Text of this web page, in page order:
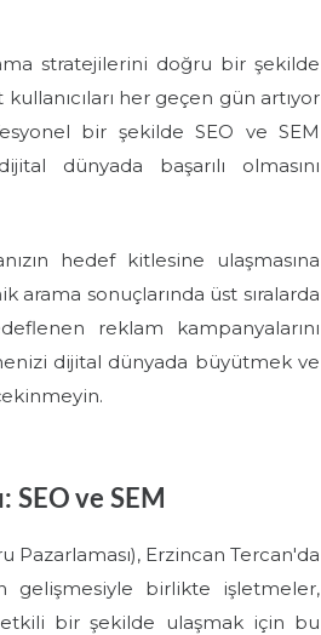
stratejilerini doğru bir şekilde
her geçen gün artıyor
bir şekilde SEO ve SEM
dünyada başarılı olmasını
hedef kitlesine ulaşmasına
sonuçlarında üst sıralarda
reklam kampanyalarını
dijital dünyada büyütmek ve
SEO ve SEM
Erzincan Tercan'da
gelişmesiyle birlikte işletmeler,
etkili bir şekilde ulaşmak için bu